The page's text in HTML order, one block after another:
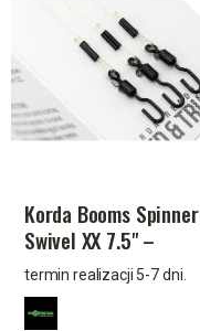
Korda Booms Spinner
Swivel XX 7.5" –
wzmocnione boomy do
budowy Spinner Rig (3
szt.)
termin realizacji 5-7 dni.